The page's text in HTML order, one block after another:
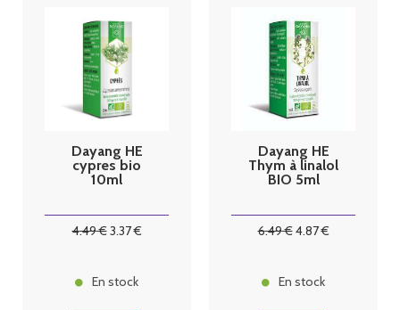
Dayang HE
cypres bio
10ml
4.49€3.37€
En stock
Dayang HE
Thym à linalol
BIO 5ml
6.49€4.87€
En stock